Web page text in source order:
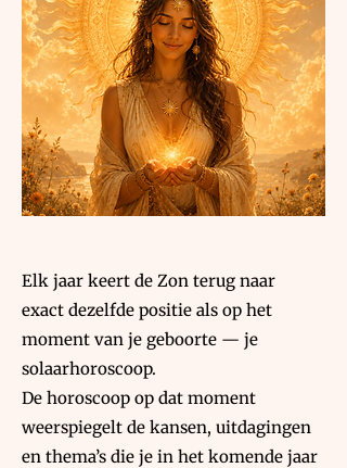
Elk jaar keert de Zon terug naar
exact dezelfde positie als op het
moment van je geboorte — je
solaarhoroscoop.
De horoscoop op dat moment
weerspiegelt de kansen, uitdagingen
en thema’s die je in het komende jaar